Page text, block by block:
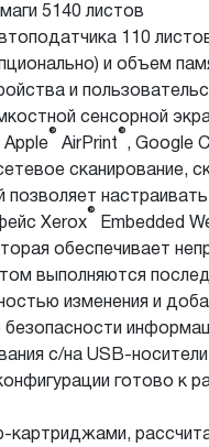
5140 листов
110
и объем
и
сенсорной
Apple
®
AirPrint
®
, Google
сканирование,
позволяет
Xerox
®
Embedded
обеспечивает
выполняются
изменения и
с/на USB-носители
готово к
картриджами,